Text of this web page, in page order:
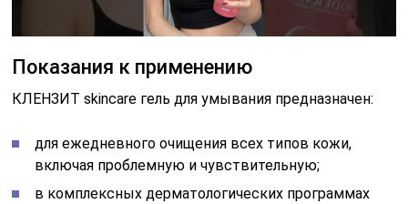
Показания к применению
КЛЕНЗИТ skincare гель для умывания предназначен:
для ежедневного очищения всех типов кожи,
включая проблемную и чувствительную;
в комплексных дерматологических программах